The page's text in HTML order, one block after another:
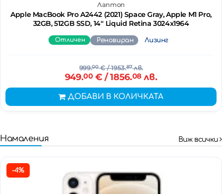
Лаптоп
Apple MacBook Pro A2442 (2021) Space Gray, Apple M1 Pro,
32GB, 512GB SSD, 14'' Liquid Retina 3024x1964
Отличен Реновиран Лизинг
999.00€/ 1953.87лв.
949.00€ / 1856.08 лв.
ДОБАВИ В КОЛИЧКАТА
Намаления Виж всички
-4%